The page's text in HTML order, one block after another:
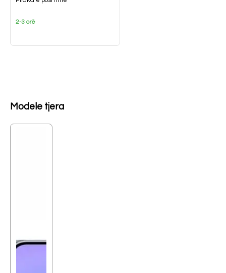
2-3 orë
Modele tjera